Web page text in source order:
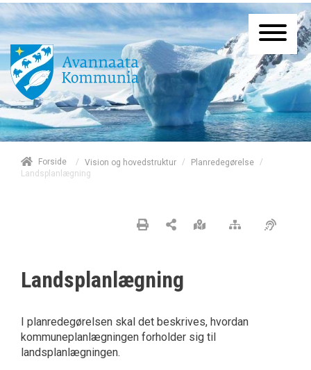
Forside / Vision og hovedstruktur / Planredegørelse
/
Landsplanlægning
Landsplanlægning
I planredegørelsen skal det beskrives, hvordan
kommuneplanlægningen forholder sig til
landsplanlægningen.